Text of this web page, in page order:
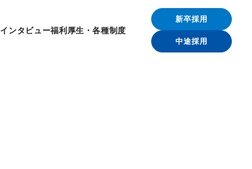
インタビュー福利厚生・各種制度
新卒採用
中途採用